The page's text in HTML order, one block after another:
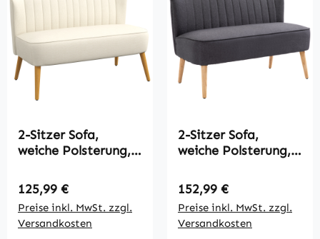
2-Sitzer Sofa,
weiche Polsterung,
Bezug, bis 220 kg,
117 x 56,5 x 77 cm,
Cremeweiß
Regulärer Preis:
125,99 €
Preise inkl. MwSt. zzgl.
Versandkosten
2-Sitzer Sofa,
weiche Polsterung,
Bezug, bis 220 kg,
117 x 56,5 x 77 cm,
Dunkelgrau
Regulärer Preis:
152,99 €
Preise inkl. MwSt. zzgl.
Versandkosten